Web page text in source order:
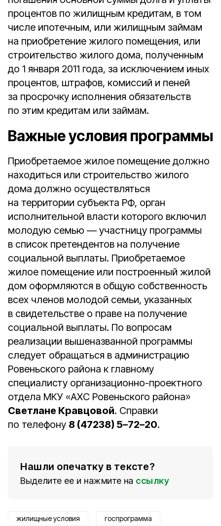
процентов по жилищным кредитам, в том
числе ипотечным, или жилищным займам
на приобретение жилого помещения, или
строительство жилого дома, полученным
до 1 января 2011 года, за исключением иных
процентов, штрафов, комиссий и пеней
за просрочку исполнения обязательств
по этим кредитам или займам.
Важные условия программы
Приобретаемое жилое помещение должно
находиться или строительство жилого
дома должно осуществляться
на территории субъекта РФ, орган
исполнительной власти которого включил
молодую семью — участницу программы
в список претендентов на получение
социальной выплаты. Приобретаемое
жилое помещение или построенный жилой
дом оформляются в общую собственность
всех членов молодой семьи, указанных
в свидетельстве о праве на получение
социальной выплаты. По вопросам
реализации вышеназванной программы
следует обращаться в администрацию
Ровеньского района к главному
специалисту организационно-проектного
отдела МКУ «АХС Ровеньского района»
Светлане Кравцовой. Справки
по телефону 8 (47238) 5–72–20.
Нашли опечатку в тексте?
Выделите ее и нажмите на ссылку
жилищные условия госпрограмма